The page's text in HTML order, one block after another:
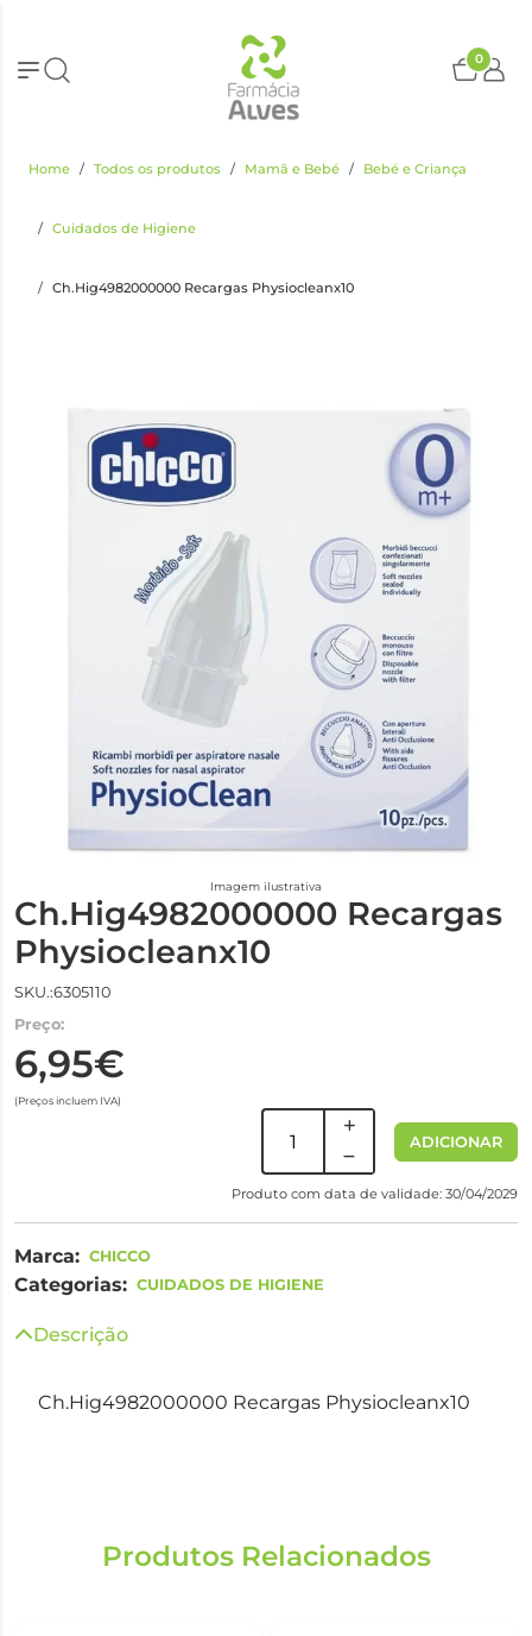
0
Home Todos os produtos Mamã e Bebé Bebé e Criança
Cuidados de Higiene
Ch.Hig4982000000 Recargas Physiocleanx10
Imagem ilustrativa
Ch.Hig4982000000 Recargas
Physiocleanx10
SKU.:6305110
Preço:
6,95€
(Preços incluem IVA)
ADICIONAR
Produto com data de validade: 30/04/2029
Marca: CHICCO
Categorias: CUIDADOS DE HIGIENE
Descrição
Ch.Hig4982000000 Recargas Physiocleanx10
Produtos Relacionados